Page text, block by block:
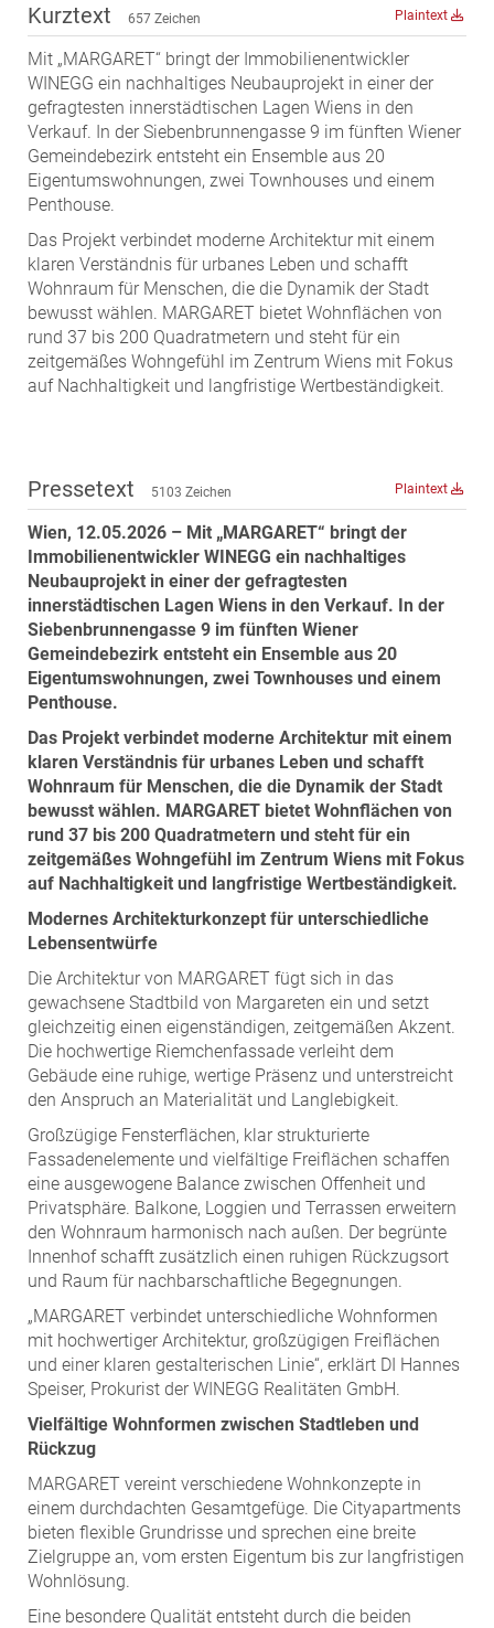
IMMOcontract
KOBAN SÜDVERS
MST Muhr
ÖKO-Wohnbau
PAYUCA
Raiffeisen Property Holding International
Salon Real
Savoir Vivre Group
Schwabenhaus
STEUP Realitäten
STIX + Partner
Verband Österreichischer Versicherungsmakler
Weinrauch Rechtsanwälte
WINEGG Realitäten
ZEHA Real Estate
Media
Pressekontakt
Kurztext 657 Zeichen Plaintext
Mit „MARGARET“ bringt der Immobilienentwickler
WINEGG ein nachhaltiges Neubauprojekt in einer der
gefragtesten innerstädtischen Lagen Wiens in den
Verkauf. In der Siebenbrunnengasse 9 im fünften Wiener
Gemeindebezirk entsteht ein Ensemble aus 20
Eigentumswohnungen, zwei Townhouses und einem
Penthouse.
Das Projekt verbindet moderne Architektur mit einem
klaren Verständnis für urbanes Leben und schafft
Wohnraum für Menschen, die die Dynamik der Stadt
bewusst wählen. MARGARET bietet Wohnflächen von
rund 37 bis 200 Quadratmetern und steht für ein
zeitgemäßes Wohngefühl im Zentrum Wiens mit Fokus
auf Nachhaltigkeit und langfristige Wertbeständigkeit.
Pressetext 5103 Zeichen Plaintext
Wien, 12.05.2026 – Mit „MARGARET“ bringt der
Immobilienentwickler WINEGG ein nachhaltiges
Neubauprojekt in einer der gefragtesten
innerstädtischen Lagen Wiens in den Verkauf. In der
Siebenbrunnengasse 9 im fünften Wiener
Gemeindebezirk entsteht ein Ensemble aus 20
Eigentumswohnungen, zwei Townhouses und einem
Penthouse.
Das Projekt verbindet moderne Architektur mit einem
klaren Verständnis für urbanes Leben und schafft
Wohnraum für Menschen, die die Dynamik der Stadt
bewusst wählen. MARGARET bietet Wohnflächen von
rund 37 bis 200 Quadratmetern und steht für ein
zeitgemäßes Wohngefühl im Zentrum Wiens mit Fokus
auf Nachhaltigkeit und langfristige Wertbeständigkeit.
Modernes Architekturkonzept für unterschiedliche
Lebensentwürfe
Die Architektur von MARGARET fügt sich in das
gewachsene Stadtbild von Margareten ein und setzt
gleichzeitig einen eigenständigen, zeitgemäßen Akzent.
Die hochwertige Riemchenfassade verleiht dem
Gebäude eine ruhige, wertige Präsenz und unterstreicht
den Anspruch an Materialität und Langlebigkeit.
Großzügige Fensterflächen, klar strukturierte
Fassadenelemente und vielfältige Freiflächen schaffen
eine ausgewogene Balance zwischen Offenheit und
Privatsphäre. Balkone, Loggien und Terrassen erweitern
den Wohnraum harmonisch nach außen. Der begrünte
Innenhof schafft zusätzlich einen ruhigen Rückzugsort
und Raum für nachbarschaftliche Begegnungen.
„MARGARET verbindet unterschiedliche Wohnformen
mit hochwertiger Architektur, großzügigen Freiflächen
und einer klaren gestalterischen Linie“, erklärt DI Hannes
Speiser, Prokurist der WINEGG Realitäten GmbH.
Vielfältige Wohnformen zwischen Stadtleben und
Rückzug
MARGARET vereint verschiedene Wohnkonzepte in
einem durchdachten Gesamtgefüge. Die Cityapartments
bieten flexible Grundrisse und sprechen eine breite
Zielgruppe an, vom ersten Eigentum bis zur langfristigen
Wohnlösung.
Eine besondere Qualität entsteht durch die beiden